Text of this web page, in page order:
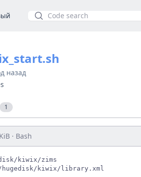
Поиск
назад
1
· Bash
bin/